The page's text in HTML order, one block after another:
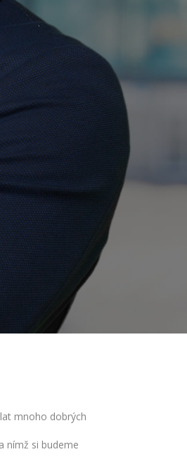
mnoho dobrých
nímž si budeme